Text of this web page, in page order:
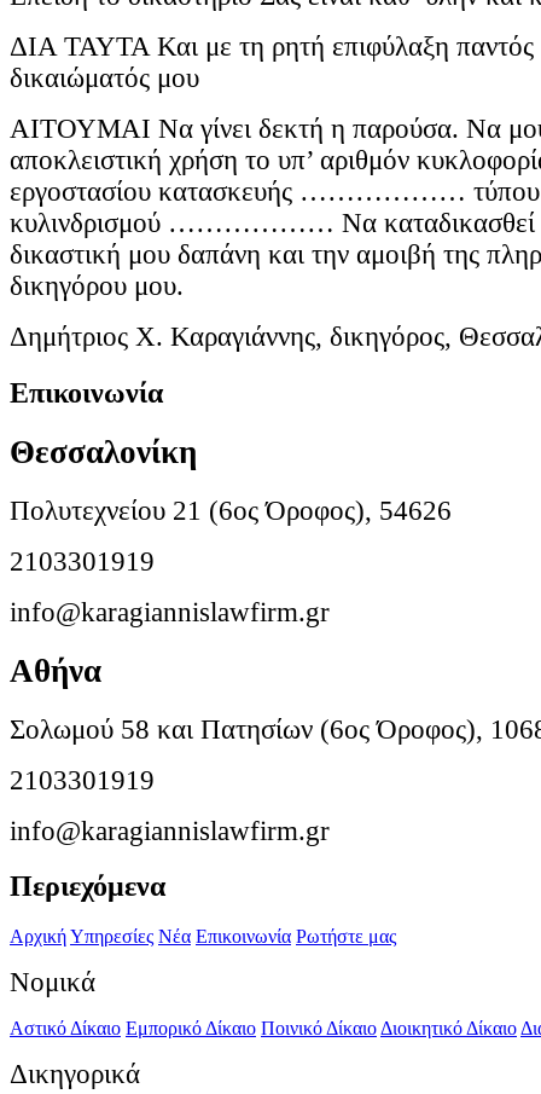
ΔΙΑ ΤΑΥΤΑ Και με τη ρητή επιφύλαξη παντός
δικαιώματός μου
ΑΙΤΟΥΜΑΙ Να γίνει δεκτή η παρούσα. Να
αποκλειστική χρήση το υπ’ αριθμόν
εργοστασίου κατασκευής ………………
κυλινδρισμού ……………… Να καταδικασθεί ο
δικαστική μου δαπάνη και την αμοιβή της
δικηγόρου μου.
Δημήτριος Χ. Καραγιάννης, δικηγόρος,
Επικοινωνία
Θεσσαλονίκη
Πολυτεχνείου 21 (6ος Όροφος), 54626
2103301919
info@karagiannislawfirm.gr
Αθήνα
Σολωμού 58 και Πατησίων (6ος Όροφος),
2103301919
info@karagiannislawfirm.gr
Περιεχόμενα
ΑρχικήΥπηρεσίες Νέα Επικοινωνία Ρωτήστε μας
Νομικά
Αστικό Δίκαιο Εμπορικό Δίκαιο Ποινικό Δίκαιο Διοικητικό Δίκαιο
Δικηγορικά